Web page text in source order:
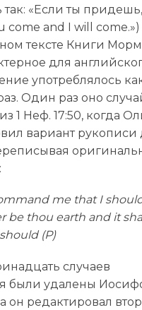
так: «Если ты
come and I will
тексте Книги
для
употреблялось
Один раз оно
1 Неф. 17:50, когда
вариант рукописи
me that I
be thou earth and it
(P)
случаев
были удалены
он редактировал